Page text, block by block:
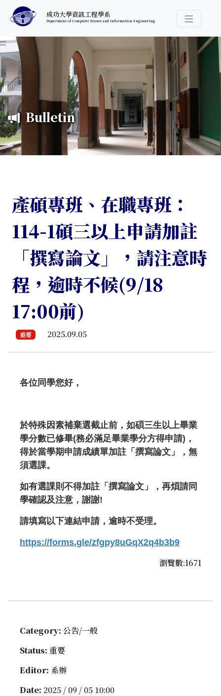
跳至中央內容區塊
成功大學資訊工程學系
Department of Computer Science and Information Engineering
導覽選
:::
Bulletin
產碩專班、在職專班：
114-1碩三以上申請加註
「撰寫論文」，請注意時
程，逾時不候(9/18
17:00前)
重要 2025.09.05
各位同學您好，
於特殊因素補棄選截止前，如碩三生以上畢業
學分數已修畢(務必滿足畢業學分方得申請)，
得於當學期申請成績單加註「撰寫論文」，無
須選課。
如有選課則不得加註「撰寫論文」，再煩請同
學確認及注意，謝謝!
請填寫以下連結申請，逾時不受理。
https://forms.gle/zfgpy8uGqX2q4b3b9
瀏覽數:1671
Category: 公告/一般
Status: 重要
Editor: 系辦
Date: 2025 / 09 / 05 10:00